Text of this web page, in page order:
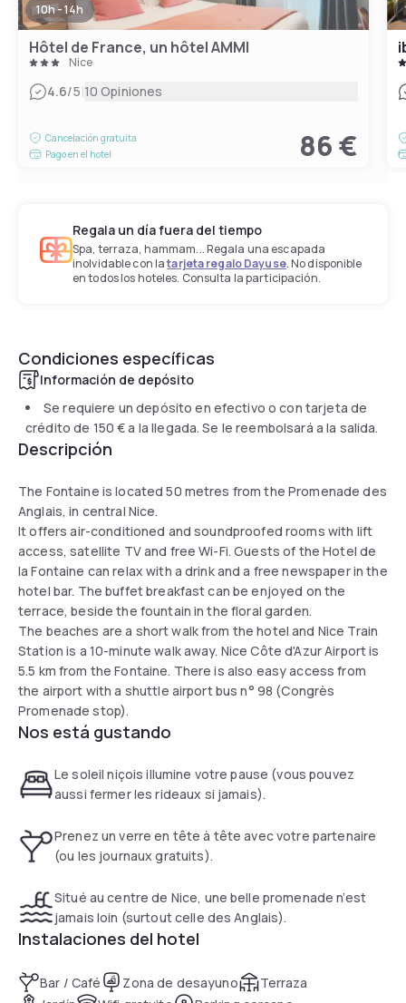
10h - 14h
Hôtel de France, un hôtel AMMI
Nice
4.6/5|10 Opiniones
Cancelación gratuita
Pago en el hotel
86 €
Regala un día fuera del tiempo
Spa, terraza, hammam... Regala una escapada
inolvidable con latarjeta regalo Dayuse. No disponible
en todos los hoteles. Consulta la participación.
Condiciones específicas
Información de depósito
Se requiere un depósito en efectivo o con tarjeta de
crédito de 150 €a la llegada. Se le reembolsará a la salida.
Descripción
The Fontaine is located 50 metres from the Promenade des
Anglais, in central Nice.
It offers air-conditioned and soundproofed rooms with lift
access, satellite TV and free Wi-Fi. Guests of the Hotel de
la Fontaine can relax with a drink and a free newspaper in the
hotel bar. The buffet breakfast can be enjoyed on the
terrace, beside the fountain in the floral garden.
The beaches are a short walk from the hotel and Nice Train
Station is a 10-minute walk away. Nice Côte d'Azur Airport is
5.5 km from the Fontaine. There is also easy access from
the airport with a shuttle airport bus n° 98 (Congrès
Promenade stop).
Nos está gustando
Le soleil niçois illumine votre pause (vous pouvez
aussi fermer les rideaux si jamais).
Prenez un verre en tête à tête avec votre partenaire
(ou les journaux gratuits).
Situé au centre de Nice, une belle promenade n’est
jamais loin (surtout celle des Anglais).
Instalaciones del hotel
Bar / Café Zona de desayuno
Terraza